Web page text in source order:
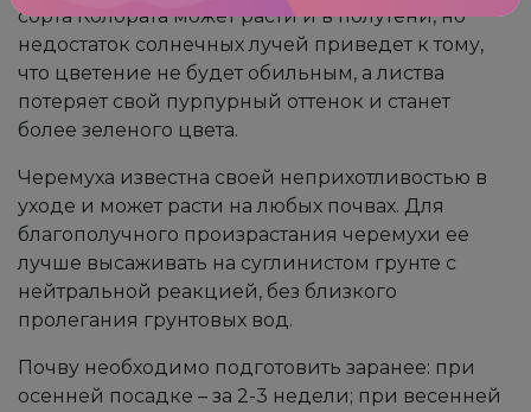
сорта Колората может расти и в полутени, но
недостаток солнечных лучей приведет к тому,
что цветение не будет обильным, а листва
потеряет свой пурпурный оттенок и станет
более зеленого цвета.
Черемуха известна своей неприхотливостью в
уходе и может расти на любых почвах. Для
благополучного произрастания черемухи ее
лучше высаживать на суглинистом грунте с
нейтральной реакцией, без близкого
пролегания грунтовых вод.
Почву необходимо подготовить заранее: при
осенней посадке – за 2-3 недели; при весенней